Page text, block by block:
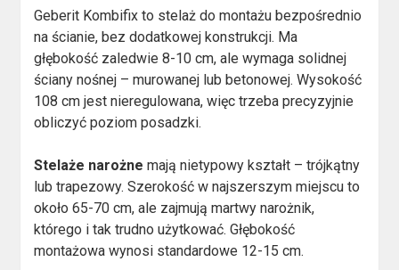
Geberit Kombifix to stelaż do montażu bezpośrednio
na ścianie, bez dodatkowej konstrukcji. Ma
głębokość zaledwie 8-10 cm, ale wymaga solidnej
ściany nośnej – murowanej lub betonowej. Wysokość
108 cm jest nieregulowana, więc trzeba precyzyjnie
obliczyć poziom posadzki.
Stelaże narożne mają nietypowy kształt – trójkątny
lub trapezowy. Szerokość w najszerszym miejscu to
około 65-70 cm, ale zajmują martwy narożnik,
którego i tak trudno użytkować. Głębokość
montażowa wynosi standardowe 12-15 cm.